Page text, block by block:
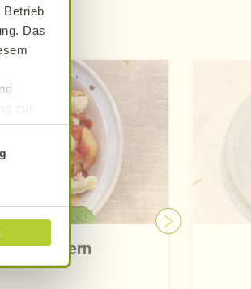
Betrieb
Das
zur
verfeinern